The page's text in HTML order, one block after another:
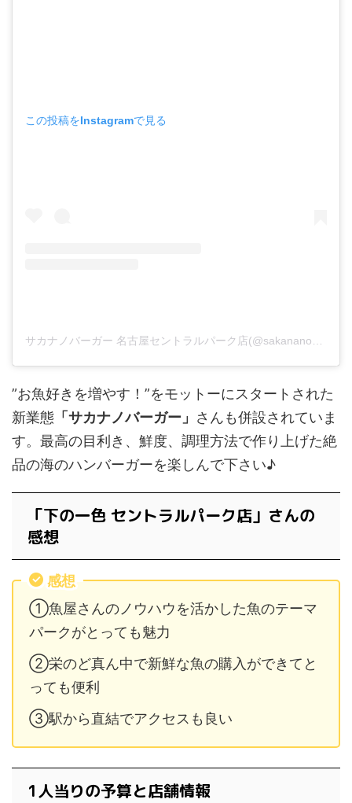
この投稿をInstagramで見る
サカナノバーガー 名古屋セントラルパーク店(@sakananoburger_ngo)がシェアした投稿
”お魚好きを増やす！”をモットーにスタートされた
新業態 「サカナノバーガー」 さんも併設されていま
す。最高の目利き、鮮度、調理方法で作り上げた絶
品の海のハンバーガーを楽しんで下さい♪
「下の一色 セントラルパーク店」さんの
感想
感想
①魚屋さんのノウハウを活かした魚のテーマ
パークがとっても魅力
②栄のど真ん中で新鮮な魚の購入ができてと
っても便利
③駅から直結でアクセスも良い
1人当りの予算と店舗情報